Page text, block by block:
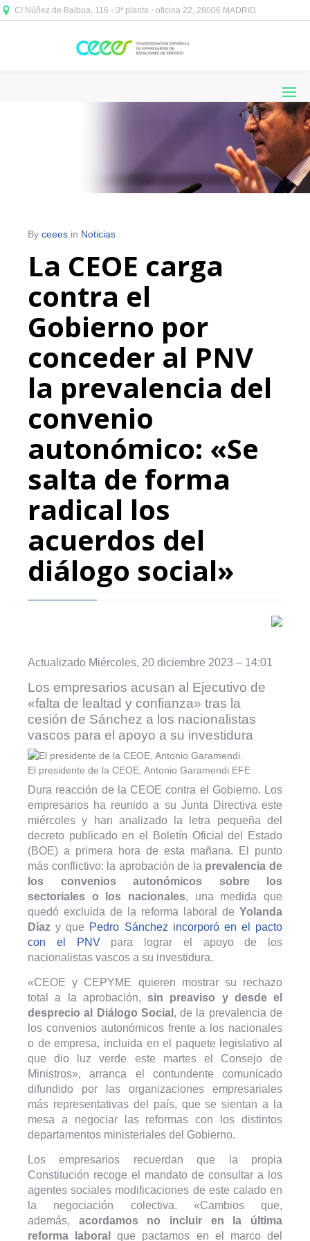
C/ Núñez de Balboa, 116 - 3ª planta - oficina 22, 28006 MADRID
By ceees in Noticias
La CEOE carga
contra el
Gobierno por
conceder al PNV
la prevalencia del
convenio
autonómico: «Se
salta de forma
radical los
acuerdos del
diálogo social»
Actualizado Miércoles, 20 diciembre 2023 – 14:01
Los empresarios acusan al Ejecutivo de
«falta de lealtad y confianza» tras la
cesión de Sánchez a los nacionalistas
vascos para el apoyo a su investidura
El presidente de la CEOE, Antonio Garamendi. EFE
Dura reacción de la CEOE contra el Gobierno. Los
empresarios ha reunido a su Junta Directiva este
miércoles y han analizado la letra pequeña del
decreto publicado en el Boletín Oficial del Estado
(BOE) a primera hora de esta mañana. El punto
más conflictivo: la aprobación de la prevalencia de
los convenios autonómicos sobre los
sectoriales o los nacionales, una medida que
quedó excluida de la reforma laboral de Yolanda
Díaz y que Pedro Sánchez incorporó en el pacto
con el PNVpara lograr el apoyo de los
nacionalistas vascos a su investidura.
«CEOE y CEPYME quieren mostrar su rechazo
total a la aprobación, sin preaviso y desde el
desprecio al Diálogo Social , de la prevalencia de
los convenios autonómicos frente a los nacionales
o de empresa, incluida en el paquete legislativo al
que dio luz verde este martes el Consejo de
Ministros», arranca el contundente comunicado
difundido por las organizaciones empresariales
más representativas del país, que se sientan a la
mesa a negociar las reformas con los distintos
departamentos ministeriales del Gobierno.
Los empresarios recuerdan que la propia
Constitución recoge el mandato de consultar a los
agentes sociales modificaciones de este calado en
la negociación colectiva. «Cambios que,
además, acordamos no incluir en la última
reforma laboral
que pactamos en el marco del